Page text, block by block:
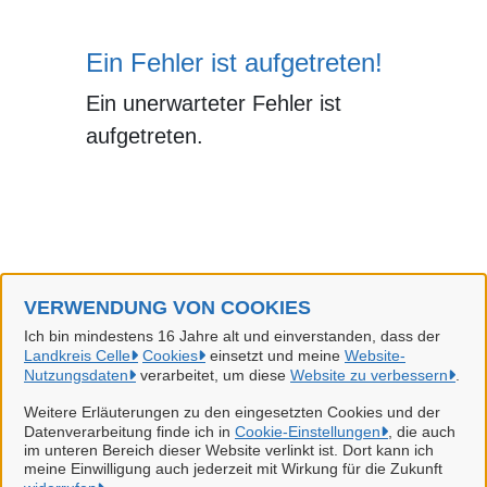
VERWENDUNG VON COOKIES
Ich bin mindestens 16 Jahre alt und einverstanden, dass der
Landkreis Celle
Cookies einsetzt und meine Website-
Nutzungsdaten
verarbeitet, um diese Website zu verbessern
Weitere Erläuterungen zu den eingesetzten Cookies und der
Datenverarbeitung finde ich in Cookie-Einstellungen
, die auch
im unteren Bereich dieser Website verlinkt ist. Dort kann ich
meine Einwilligung auch jederzeit mit Wirkung für die Zukunft
Ein Fehler ist aufgetreten!
Ein unerwarteter Fehler ist
aufgetreten.
Landkreis Celle
Alle Rechte vorbehalten
Datenschutzerklärung